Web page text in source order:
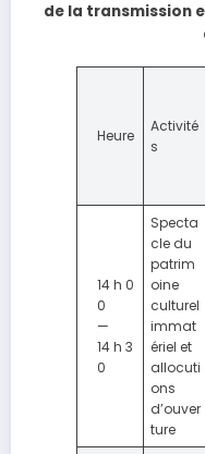
de la transmission
Heure
Activité
s
14 h 0
0
—
14 h 3
0
Specta
cle du
patrim
oine
culturel
immat
ériel et
allocuti
ons
d’ouver
ture